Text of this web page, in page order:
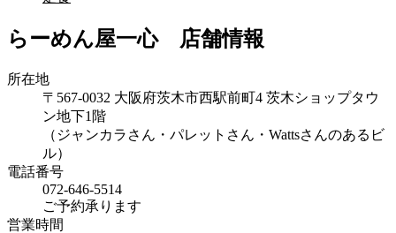
らーめん屋一心 店舗情報
所在地
〒567-0032 大阪府茨木市西駅前町4 茨木ショップタウ
ン地下1階
（ジャンカラさん・パレットさん・Wattsさんのあるビ
ル）
電話番号
072-646-5514
ご予約承ります
営業時間